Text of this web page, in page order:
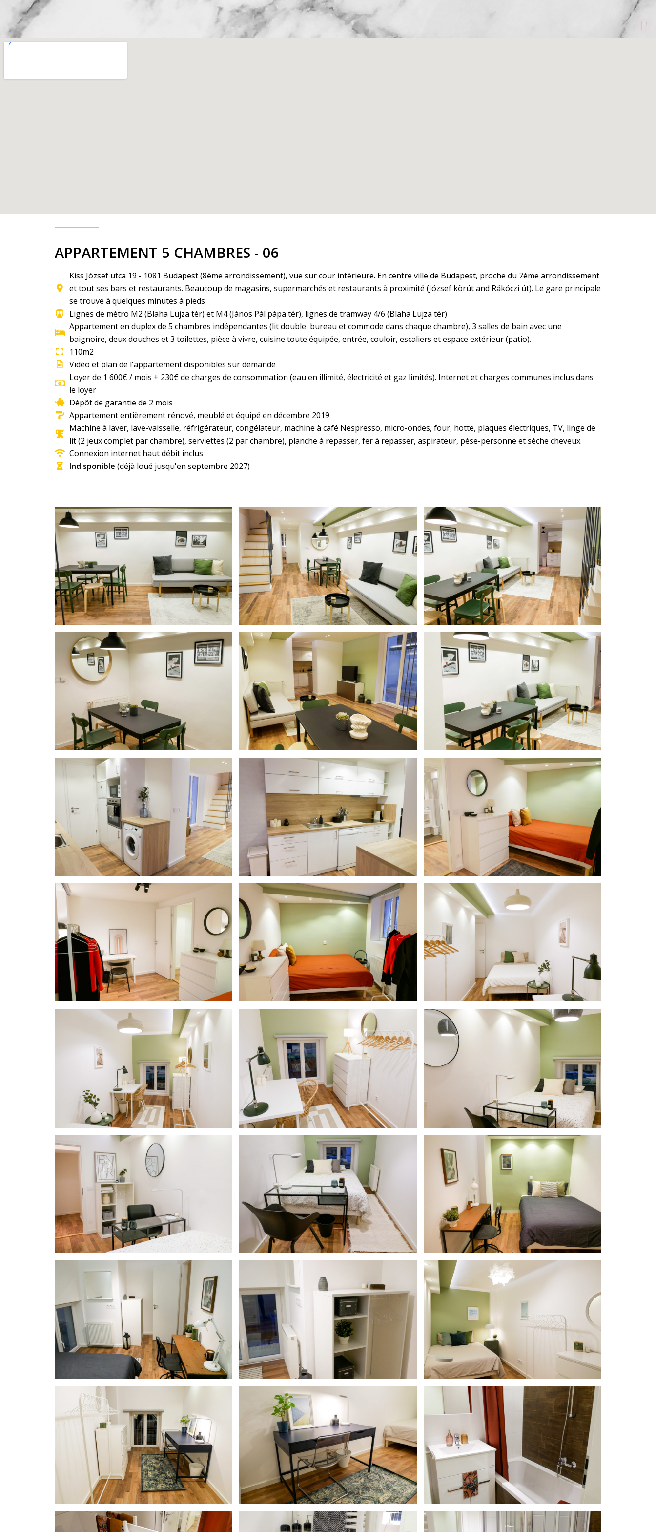
APPARTEMENT 5 CHAMBRES - 06
Kiss József utca 19 - 1081 Budapest (8ème arrondissement), vue sur cour intérieure. En centre ville de Budapest, proche du 7ème arrondissement
et tout ses bars et restaurants. Beaucoup de magasins, supermarchés et restaurants à proximité (József körút and Rákóczi út). Le gare principale
se trouve à quelques minutes à pieds
Lignes de métro M2 (Blaha Lujza tér) et M4 (János Pál pápa tér), lignes de tramway 4/6 (Blaha Lujza tér)
Appartement en duplex de 5 chambres indépendantes (lit double, bureau et commode dans chaque chambre), 3 salles de bain avec une
baignoire, deux douches et 3 toilettes, pièce à vivre, cuisine toute équipée, entrée, couloir, escaliers et espace extérieur (patio).
110m2
Vidéo et plan de l'appartement disponibles sur demande​
Loyer de 1 600€ / mois + 230€ de charges de consommation (eau en illimité, électricité et gaz limités). Internet et charges communes inclus dans
le loyer
Dépôt de garantie de 2 mois
Appartement entièrement rénové, meublé et équipé en décembre 2019
Machine à laver, lave-vaisselle, réfrigérateur, congélateur, machine à café Nespresso, micro-ondes, four, hotte, plaques électriques, TV, linge de
lit (2 jeux complet par chambre), serviettes (2 par chambre), planche à repasser, fer à repasser, aspirateur, pèse-personne et sèche cheveux.
Connexion internet haut débit inclus
Indisponible(déjà loué jusqu'en septembre 2027)